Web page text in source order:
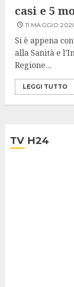
casi e 5
11 MAGGIO
Si è appena
alla Sanità e
Regione...
LEGGI TUTTO
TV H24